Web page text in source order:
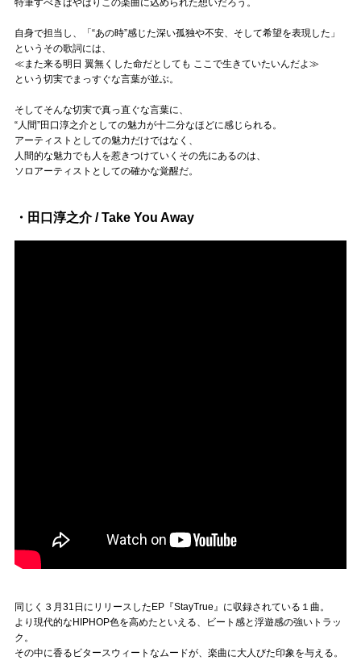
特筆すべきはやはりこの楽曲に込められた想いだろう。
自身で担当し、「“あの時”感じた深い孤独や不安、そして希望を表現した」
というその歌詞には、
≪また来る明日 翼無くした命だとしても ここで生きていたいんだよ≫
という切実でまっすぐな言葉が並ぶ。
そしてそんな切実で真っ直ぐな言葉に、
“人間”田口淳之介としての魅力が十二分なほどに感じられる。
アーティストとしての魅力だけではなく、
人間的な魅力でも人を惹きつけていくその先にあるのは、
ソロアーティストとしての確かな覚醒だ。
・田口淳之介 / Take You Away
同じく３月31日にリリースしたEP『StayTrue』に収録されている１曲。
より現代的なHIPHOP色を高めたといえる、ビート感と浮遊感の強いトラッ
ク。
その中に香るビタースウィートなムードが、楽曲に大人びた印象を与える。